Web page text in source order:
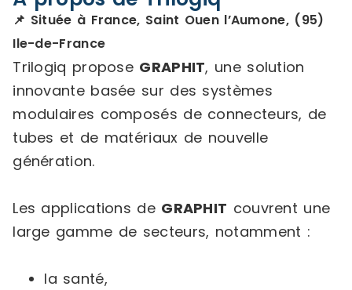
📌 Située à France, Saint Ouen l’Aumone, (95)
Ile-de-France
Trilogiq propose GRAPHIT, une solution
innovante basée sur des systèmes
modulaires composés de connecteurs, de
tubes et de matériaux de nouvelle
génération.
Les applications de GRAPHIT couvrent une
large gamme de secteurs, notamment :
la santé,